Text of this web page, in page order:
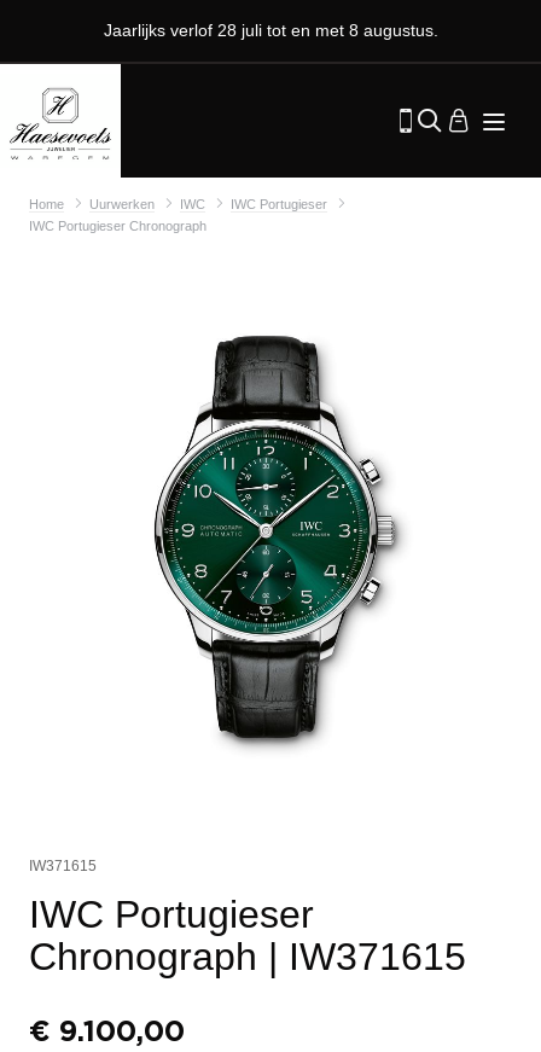
Jaarlijks verlof 28 juli tot en met 8 augustus.
Home Uurwerken IWC
IWC Portugieser
IWC Portugieser Chronograph
IW371615
IWC Portugieser
Chronograph | IW371615
€ 9.100,00